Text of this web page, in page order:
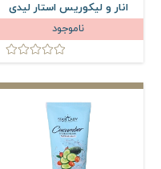
انار و لیکوریس استار لیدی
ناموجود